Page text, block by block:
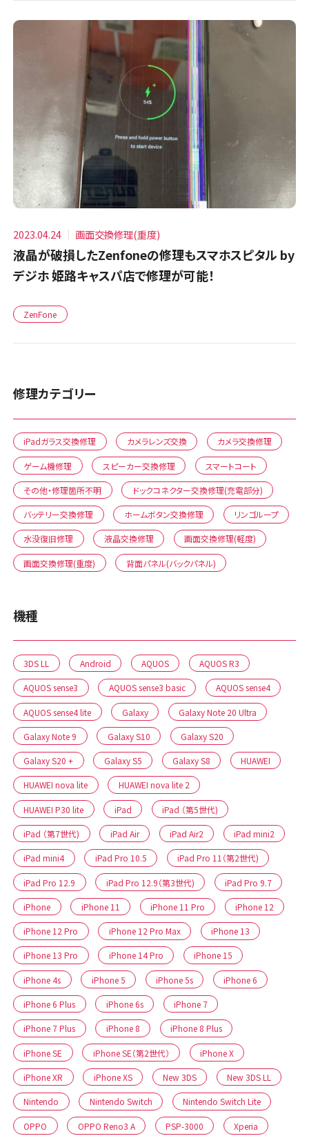
2023.04.24 画面交換修理(重度)
液晶が破損したZenfoneの修理もスマホスピタル by
デジホ 姫路キャスパ店で修理が可能！
ZenFone
修理カテゴリー
iPadガラス交換修理 カメラレンズ交換 カメラ交換修理
ゲーム機修理 スピーカー交換修理 スマートコート
その他・修理箇所不明 ドックコネクター交換修理(充電部分)
バッテリー交換修理 ホームボタン交換修理 リンゴループ
水没復旧修理 液晶交換修理 画面交換修理(軽度)
画面交換修理(重度) 背面パネル(バックパネル)
機種
3DS LL Android AQUOS AQUOS R3
AQUOS sense3 AQUOS sense3 basic AQUOS sense4
AQUOS sense4 lite Galaxy Galaxy Note 20 Ultra
Galaxy Note 9 Galaxy S10 Galaxy S20
Galaxy S20 + Galaxy S5 Galaxy S8 HUAWEI
HUAWEI nova lite HUAWEI nova lite 2
HUAWEI P30 lite iPad iPad （第5世代)
iPad （第7世代) iPad Air iPad Air2 iPad mini2
iPad mini4 iPad Pro 10.5 iPad Pro 11（第2世代)
iPad Pro 12.9 iPad Pro 12.9（第3世代) iPad Pro 9.7
iPhone iPhone 11 iPhone 11 Pro iPhone 12
iPhone 12 Pro iPhone 12 Pro Max iPhone 13
iPhone 13 Pro iPhone 14 Pro iPhone 15
iPhone 4s iPhone 5 iPhone 5s iPhone 6
iPhone 6 Plus iPhone 6s iPhone 7
iPhone 7 Plus iPhone 8 iPhone 8 Plus
iPhone SE iPhone SE（第2世代） iPhone X
iPhone XR iPhone XS New 3DS New 3DS LL
Nintendo Nintendo Switch Nintendo Switch Lite
OPPO OPPO Reno3 A PSP-3000 Xperia